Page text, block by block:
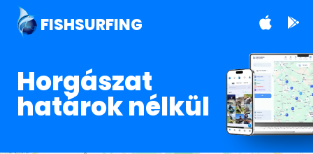
FISHSURFING
Horgászat
határok nélkül